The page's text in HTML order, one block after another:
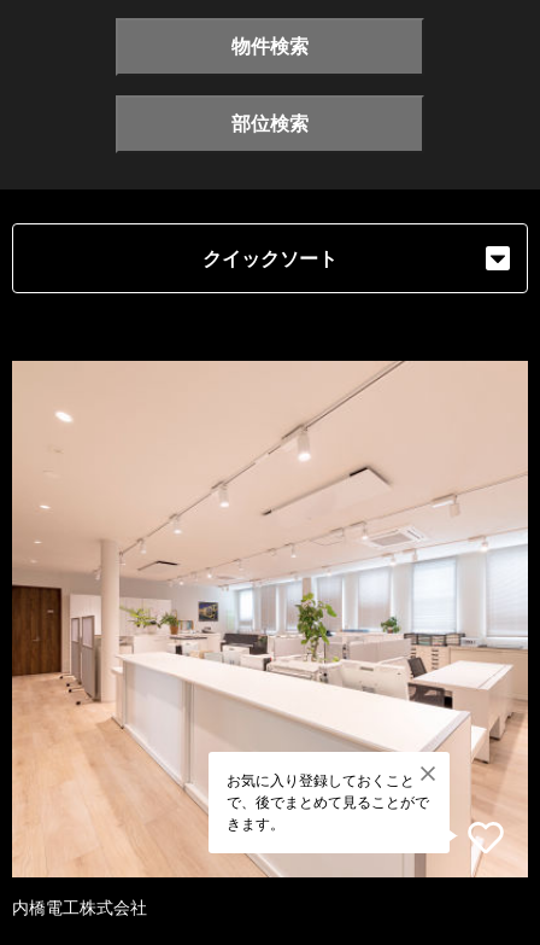
物件検索
部位検索
クイックソート
お気に入り登録しておくこと
で、後でまとめて見ることがで
きます。
内橋電工株式会社